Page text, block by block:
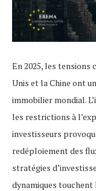
En 2025, les
Unis et la Chine ont
immobilier mondial.
les restrictions à
investisseurs
redéploiement des
stratégies
dynamiques